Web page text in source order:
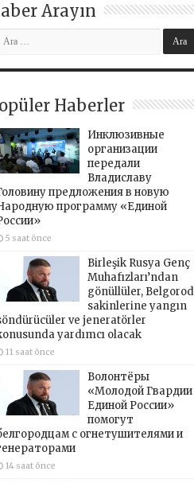
Arayın
Haberler
Инклюзивные
организации
передали
Владиславу
предложения в новую
программу «Единой
5 saat önce
Birleşik Rusya Genç
Muhafızları’ndan
gönüllüler, Belgorod
sakinlerine yangın
ve jeneratörler
yardımcı olacak
11 saat önce
Волонтёры
«Молодой Гвардии
Единой России»
помогут
с огнетушителями и
14 saat önce